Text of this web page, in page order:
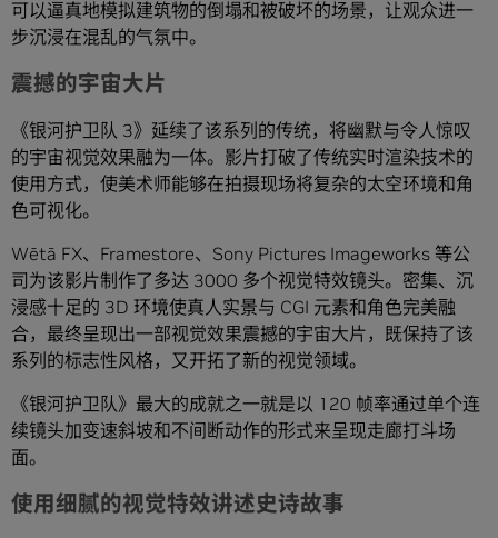
可以逼真地模拟建筑物的倒塌和被破坏的场景，让观众进一
步沉浸在混乱的气氛中。
震撼的宇宙大片
《银河护卫队 3》延续了该系列的传统，将幽默与令人惊叹
的宇宙视觉效果融为一体。影片打破了传统实时渲染技术的
使用方式，使美术师能够在拍摄现场将复杂的太空环境和角
色可视化。
Wētā FX、Framestore、Sony Pictures Imageworks 等公
司为该影片制作了多达 3000 多个视觉特效镜头。密集、沉
浸感十足的 3D 环境使真人实景与 CGI 元素和角色完美融
合，最终呈现出一部视觉效果震撼的宇宙大片，既保持了该
系列的标志性风格，又开拓了新的视觉领域。
《银河护卫队》最大的成就之一就是以 120 帧率通过单个连
续镜头加变速斜坡和不间断动作的形式来呈现走廊打斗场
面。
使用细腻的视觉特效讲述史诗故事